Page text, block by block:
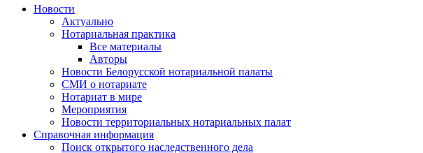
Новости
Актуально
Нотариальная практика
Все материалы
Авторы
Новости Белорусской нотариальной палаты
СМИ о нотариате
Нотариат в мире
Мероприятия
Новости территориальных нотариальных палат
Справочная информация
Поиск открытого наследственного дела